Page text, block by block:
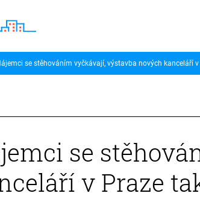
se stěhováním vyčkávají, výstavba nových kanceláří
se
v Praze